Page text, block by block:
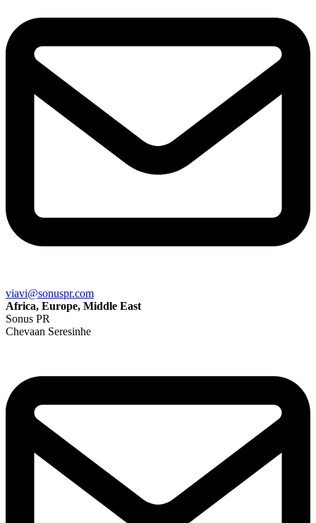
viavi@sonuspr.com
Africa, Europe, Middle East
Sonus PR
Chevaan Seresinhe